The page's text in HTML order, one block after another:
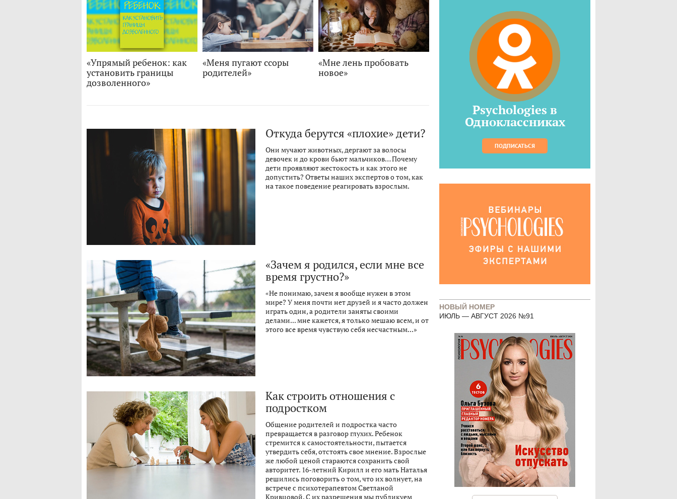
«Упрямый ребенок: как
установить границы
дозволенного»
«Меня пугают ссоры
родителей»
«Мне лень пробовать
новое»
Откуда берутся «плохие» дети?
Они мучают животных, дергают за волосы
девочек и до крови бьют мальчиков… Почему
дети проявляют жестокость и как этого не
допустить? Ответы наших экспертов о том, как
на такое поведение реагировать взрослым.
«Зачем я родился, если мне все
время грустно?»
«Не понимаю, зачем я вообще нужен в этом
мире? У меня почти нет друзей и я часто должен
играть один, а родители заняты своими
делами... мне кажется, я только мешаю всем, и от
этого все время чувствую себя несчастным...»
Как строить отношения с
подростком
Общение родителей и подростка часто
превращается в разговор глухих. Ребенок
стремится к самостоятельности, пытается
утвердить себя, отстоять свое мнение. Взрослые
же любой ценой стараются сохранить свой
авторитет. 16-летний Кирилл и его мать Наталья
решились поговорить о том, что их волнует, на
встрече с психотерапевтом Светланой
Кривцовой. С их разрешения мы публикуем
Psychologies в
Одноклассниках
ПОДПИСАТЬСЯ
НОВЫЙ НОМЕР
ИЮЛЬ — АВГУСТ 2026 №91